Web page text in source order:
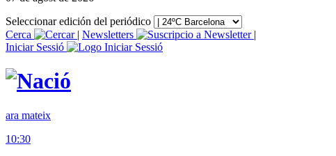
Seleccionar edición del periódico
Cerca
| Newsletters
|
Iniciar Sessió
ara mateix
10:30